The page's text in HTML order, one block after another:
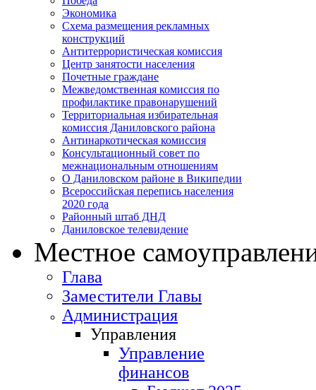
Экономика
Схема размещения рекламных
конструкций
Антитеррористическая комиссия
Центр занятости населения
Почетные граждане
Межведомственная комиссия по
профилактике правонарушений
Территориальная избирательная
комиссия Даниловского района
Антинаркотическая комиссия
Консультационный совет по
межнациональным отношениям
О Даниловском районе в Википедии
Всероссийская перепись населения
2020 года
Районный штаб ДНД
Даниловское телевидение
Местное
Глава
Заместители Главы
Администрация
Управления
Управление
финансов